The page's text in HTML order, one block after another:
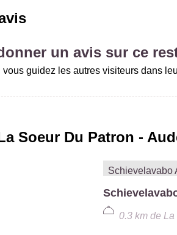
un avis sur ce
guidez les autres visiteurs dans
Soeur Du Patron -
0.3 kmde La